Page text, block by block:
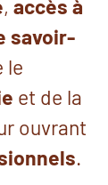
, accès à
savoir-
le
et de la
ouvrant
.